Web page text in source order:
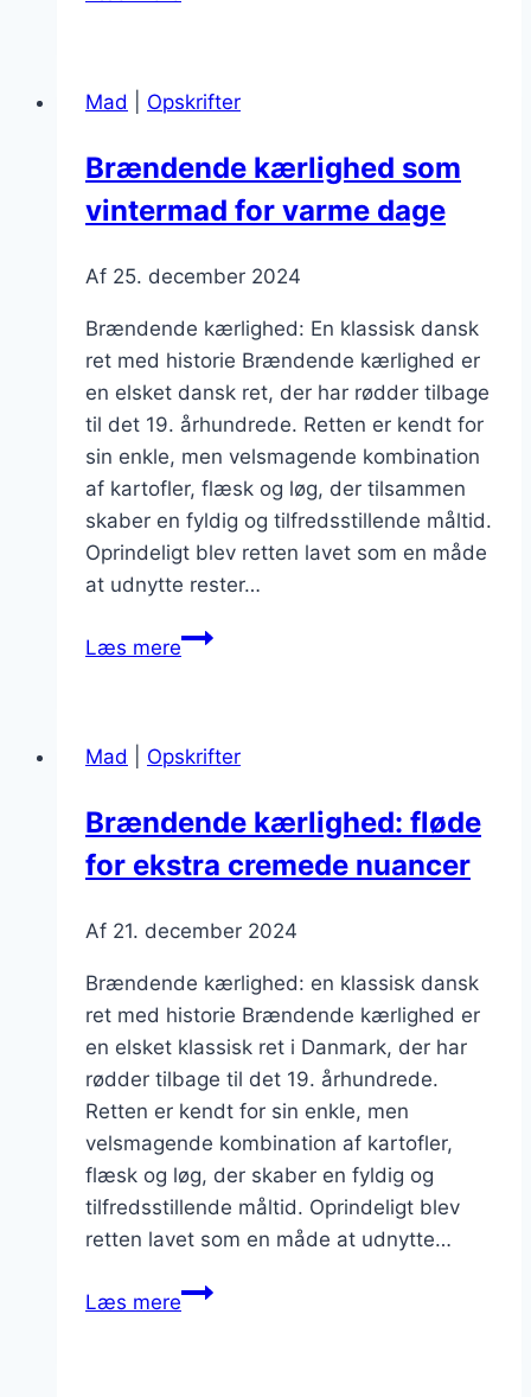
for
familien
Mad Opskrifter
Brændende kærlighed som
vintermad for varme dage
Af 25. december 2024
Brændende kærlighed: En klassisk dansk
ret med historie Brændende kærlighed er
en elsket dansk ret, der har rødder tilbage
til det 19. århundrede. Retten er kendt for
sin enkle, men velsmagende kombination
af kartofler, flæsk og løg, der tilsammen
skaber en fyldig og tilfredsstillende måltid.
Oprindeligt blev retten lavet som en måde
at udnytte rester…
Læs mereBrændende
for
dage
Mad Opskrifter
Brændende kærlighed: fløde
for ekstra cremede nuancer
Af 21. december 2024
Brændende kærlighed: en klassisk dansk
ret med historie Brændende kærlighed er
en elsket klassisk ret i Danmark, der har
rødder tilbage til det 19. århundrede.
Retten er kendt for sin enkle, men
velsmagende kombination af kartofler,
flæsk og løg, der skaber en fyldig og
tilfredsstillende måltid. Oprindeligt blev
retten lavet som en måde at udnytte…
Læs mereBrændende